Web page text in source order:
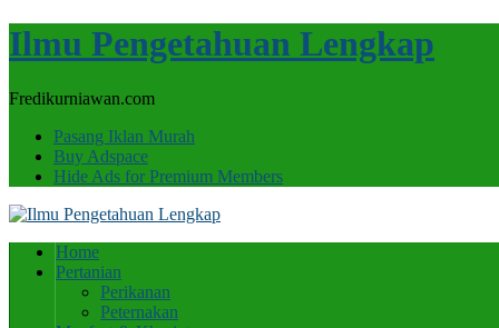
Ilmu Pengetahuan Lengkap
Fredikurniawan.com
Pasang Iklan Murah
Buy Adspace
Hide Ads for Premium Members
Home
Pertanian
Perikanan
Peternakan